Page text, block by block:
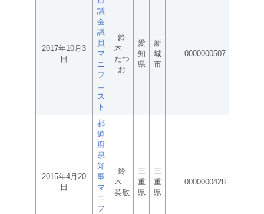
2017年10月3
日
議
会
議
員
マ
ニ
フ
ェ
ス
ト
鈴
木
たつ
お
愛
知
県
新
城
市
0000000507
2015年4月20
日
都
道
府
県
知
事
マ
ニ
フ
鈴
木
英敬
三
重
県
三
重
県
0000000428